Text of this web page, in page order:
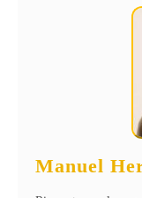
Manuel